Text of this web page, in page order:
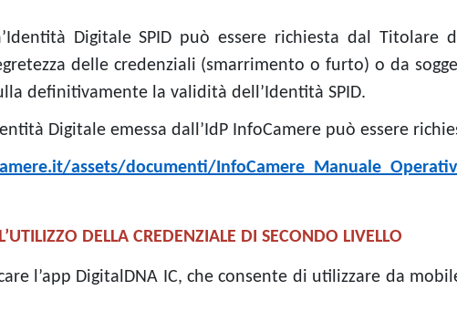
Digitale SPID può essere richiesta dal Titolare
delle credenziali (smarrimento o furto) o da
definitivamente la validità dell’Identità SPID.
Digitale emessa dall’IdP InfoCamere può essere
assets/documenti/
DELLA CREDENZIALE DI SECONDO LIVELLO
l’app DigitalDNA IC, che consente di utilizzare da